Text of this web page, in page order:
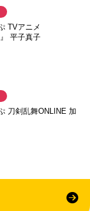
TVアニメ
平子真子
刀剣乱舞ONLINE 加